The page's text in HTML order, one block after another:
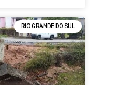
RIO GRANDE DO SUL